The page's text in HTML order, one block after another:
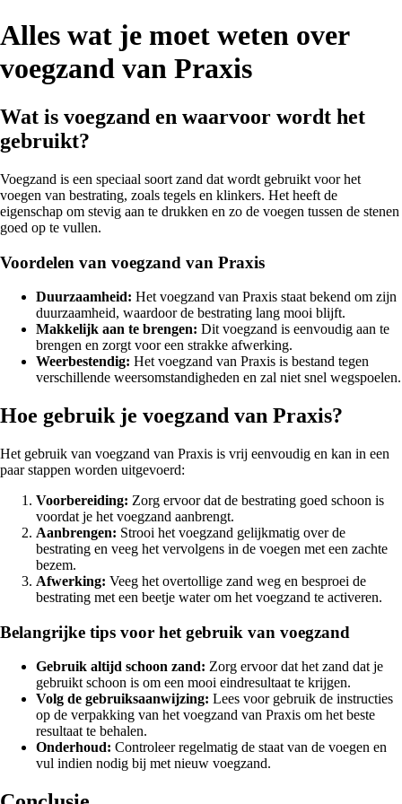
Alles wat je moet weten over
voegzand van Praxis
Wat is voegzand en waarvoor wordt het
gebruikt?
Voegzand is een speciaal soort zand dat wordt gebruikt voor het
voegen van bestrating, zoals tegels en klinkers. Het heeft de
eigenschap om stevig aan te drukken en zo de voegen tussen de stenen
goed op te vullen.
Voordelen van voegzand van Praxis
Duurzaamheid: Het voegzand van Praxis staat bekend om zijn
duurzaamheid, waardoor de bestrating lang mooi blijft.
Makkelijk aan te brengen: Dit voegzand is eenvoudig aan te
brengen en zorgt voor een strakke afwerking.
Weerbestendig: Het voegzand van Praxis is bestand tegen
verschillende weersomstandigheden en zal niet snel wegspoelen.
Hoe gebruik je voegzand van Praxis?
Het gebruik van voegzand van Praxis is vrij eenvoudig en kan in een
paar stappen worden uitgevoerd:
Voorbereiding: Zorg ervoor dat de bestrating goed schoon is
voordat je het voegzand aanbrengt.
Aanbrengen: Strooi het voegzand gelijkmatig over de
bestrating en veeg het vervolgens in de voegen met een zachte
bezem.
Afwerking: Veeg het overtollige zand weg en besproei de
bestrating met een beetje water om het voegzand te activeren.
Belangrijke tips voor het gebruik van voegzand
Gebruik altijd schoon zand: Zorg ervoor dat het zand dat je
gebruikt schoon is om een mooi eindresultaat te krijgen.
Volg de gebruiksaanwijzing: Lees voor gebruik de instructies
op de verpakking van het voegzand van Praxis om het beste
resultaat te behalen.
Onderhoud: Controleer regelmatig de staat van de voegen en
vul indien nodig bij met nieuw voegzand.